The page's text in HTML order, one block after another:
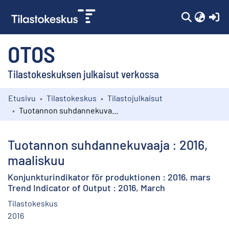
OTOS
Tilastokeskuksen julkaisut verkossa
Kokoelmat
Etusivu Tilastokeskus
Tilastojulkaisut
Tuotannon suhdannekuvaaja : 2016,
maaliskuu
Konjunkturindikator för produktionen : 2016, mars
Trend Indicator of Output : 2016, March
Tilastokeskus
2016